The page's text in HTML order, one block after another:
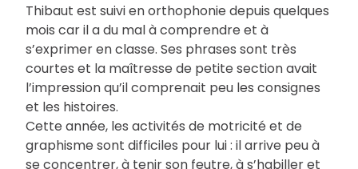
Thibaut est suivi en orthophonie depuis quelques
mois car il a du mal à comprendre et à
s’exprimer en classe. Ses phrases sont très
courtes et la maîtresse de petite section avait
l’impression qu’il comprenait peu les consignes
et les histoires.
Cette année, les activités de motricité et de
graphisme sont difficiles pour lui : il arrive peu à
se concentrer, à tenir son feutre, à s’habiller et